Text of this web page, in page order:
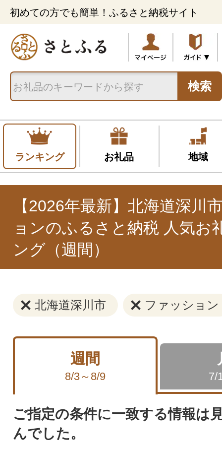
初めての方でも簡単！ふるさと納税サイト
検索
ランキング お礼品 地域
【2026年最新】北海道深川
ョンのふるさと納税 人気お
ング（週間）
北海道深川市 ファッション
週間
8/3～8/9 7/
ご指定の条件に一致する情報は
んでした。